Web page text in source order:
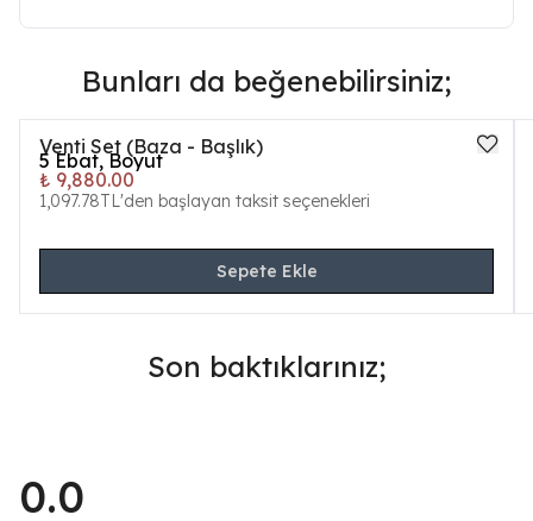
Bunları da beğenebilirsiniz;
Venti Set (Baza - Başlık)
5 Ebat, Boyut
₺ 9,880.00
1,097.78TL'den başlayan taksit seçenekleri
Sepete Ekle
Son baktıklarınız;
0.0